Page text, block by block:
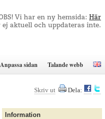
Vi har en ny hemsida: Här
ej aktuell och uppdateras inte.
Anpassa sidan Talande webb
Skriv ut Dela:
Information